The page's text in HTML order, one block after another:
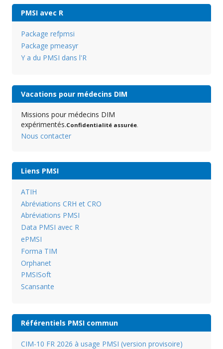
PMSI avec R
Package refpmsi
Package pmeasyr
Y a du PMSI dans l'R
Vacations pour médecins DIM
Missions pour médecins DIM
expérimentés.Confidentialité assurée.
Nous contacter
Liens PMSI
ATIH
Abréviations CRH et CRO
Abréviations PMSI
Data PMSI avec R
ePMSI
Forma TIM
Orphanet
PMSISoft
Scansante
Référentiels PMSI commun
CIM-10 FR 2026 à usage PMSI (version provisoire)